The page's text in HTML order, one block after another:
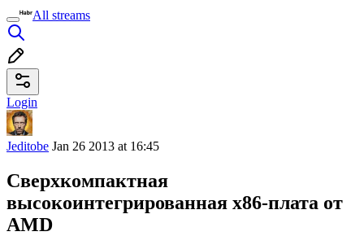
All streams
Login
Jeditobe Jan 26 2013 at 16:45
Сверхкомпактная
высокоинтегрированная x86-плата от
AMD